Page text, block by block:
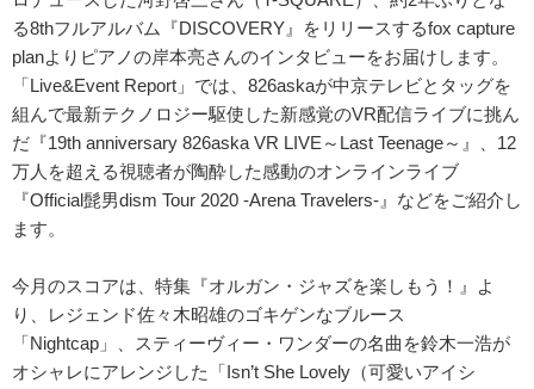
る8thフルアルバム『DISCOVERY』をリリースするfox capture
planよりピアノの岸本亮さんのインタビューをお届けします。
「Live&Event Report」では、826askaが中京テレビとタッグを
組んで最新テクノロジー駆使した新感覚のVR配信ライブに挑ん
だ『19th anniversary 826aska VR LIVE～Last Teenage～』、12
万人を超える視聴者が陶酔した感動のオンラインライブ
『Official髭男dism Tour 2020 -Arena Travelers-』などをご紹介し
ます。
今月のスコアは、特集『オルガン・ジャズを楽しもう！』よ
り、レジェンド佐々木昭雄のゴキゲンなブルース
「Nightcap」、スティーヴィー・ワンダーの名曲を鈴木一浩が
オシャレにアレンジした「Isn’t She Lovely（可愛いアイシ